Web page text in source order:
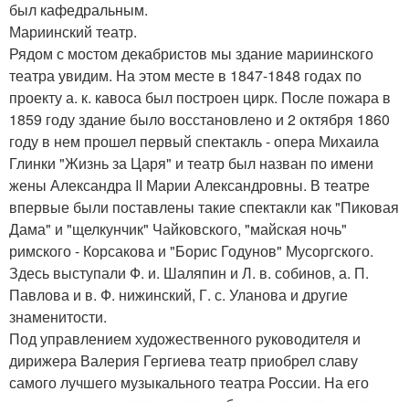
был кафедральным.
Мариинский театр.
Рядом с мостом декабристов мы здание мариинского
театра увидим. На этом месте в 1847-1848 годах по
проекту а. к. кавоса был построен цирк. После пожара в
1859 году здание было восстановлено и 2 октября 1860
году в нем прошел первый спектакль - опера Михаила
Глинки "Жизнь за Царя" и театр был назван по имени
жены Александра II Марии Александровны. В театре
впервые были поставлены такие спектакли как "Пиковая
Дама" и "щелкунчик" Чайковского, "майская ночь"
римского - Корсакова и "Борис Годунов" Мусоргского.
Здесь выступали Ф. и. Шаляпин и Л. в. собинов, а. П.
Павлова и в. Ф. нижинский, Г. с. Уланова и другие
знаменитости.
Под управлением художественного руководителя и
дирижера Валерия Гергиева театр приобрел славу
самого лучшего музыкального театра России. На его